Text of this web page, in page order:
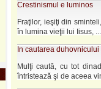
Crestinismul e luminos
Fraţilor, ieşiţi din
în lumina vieţii lui Iisus,
In cautarea duhovnicului
Mulţi caută, cu tot
întristează şi de aceea